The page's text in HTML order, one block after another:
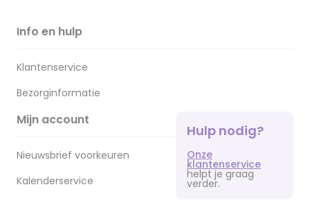
Info en hulp
Klantenservice
Bezorginformatie
Mijn account
Nieuwsbrief voorkeuren
Kalenderservice
Hulp nodig?
Onze
klantenservice
helpt je graag
verder.